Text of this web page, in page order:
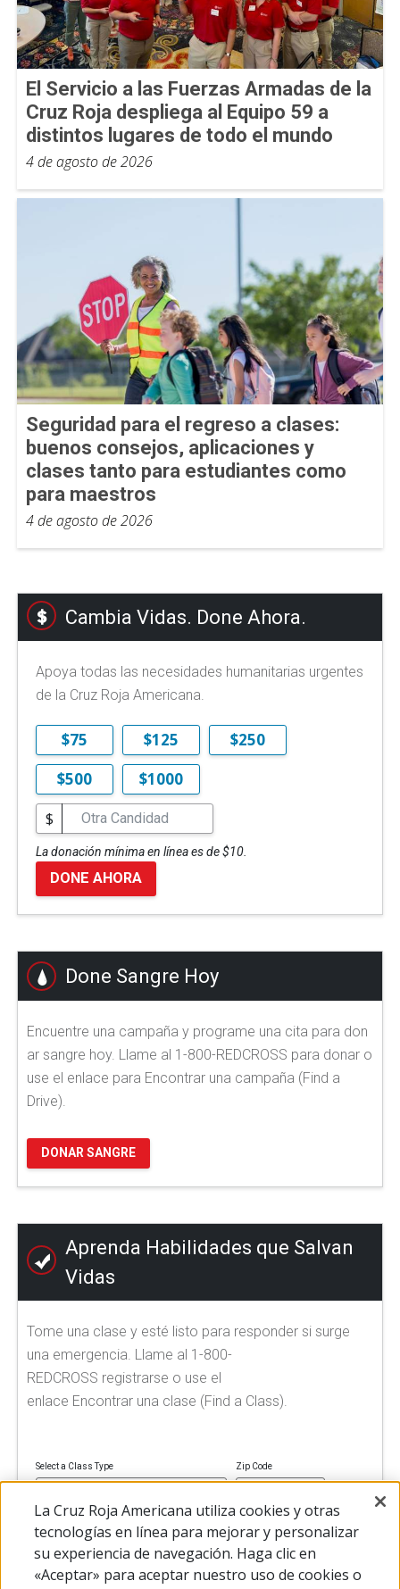
El Servicio a las Fuerzas Armadas de la
Cruz Roja despliega al Equipo 59 a
distintos lugares de todo el mundo
4 de agosto de 2026
Seguridad para el regreso a clases:
buenos consejos, aplicaciones y
clases tanto para estudiantes como
para maestros
4 de agosto de 2026
Cambia Vidas. Done Ahora.
Apoya todas las necesidades humanitarias urgentes
de la Cruz Roja Americana.
$75 $125
$250
$500
$1000
$
La donación mínima en línea es de $10.
DONE AHORA
Done Sangre Hoy
Encuentre una campaña y programe una cita para don
ar sangre hoy. Llame al 1-800-REDCROSS para donar o
use el enlace para Encontrar una campaña (Find a
Drive).
DONAR SANGRE
Aprenda Habilidades que Salvan
Vidas
Tome una clase y esté listo para responder si surge
una emergencia. Llame al 1-800-
REDCROSS registrarse o use el
enlace Encontrar una clase (Find a Class).
Select a Class Type Zip Code
FIND A CLASS
La Cruz Roja Americana utiliza cookies y otras
tecnologías en línea para mejorar y personalizar
su experiencia de navegación. Haga clic en
«Aceptar» para aceptar nuestro uso de cookies o